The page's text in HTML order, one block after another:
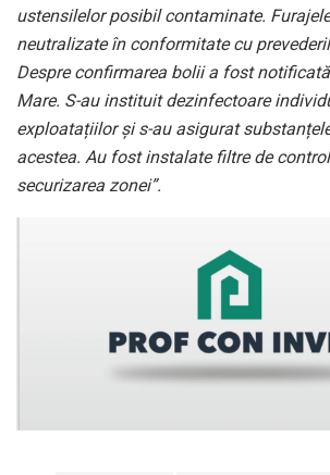
ustensilelor posibil contaminate.
neutralizate în conformitate cu
Despre confirmarea bolii a fost
Mare. S-au instituit dezinfectoare
exploatațiilor și s-au asigurat
acestea. Au fost instalate filtre de
securizarea zonei”.